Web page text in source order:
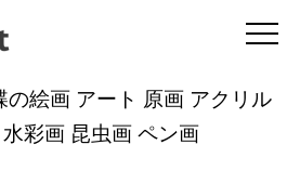
の絵画 アート 原画 アクリル
彩画 昆虫画 ペン画